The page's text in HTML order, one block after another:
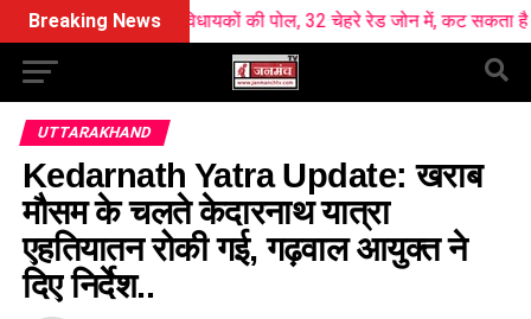
Breaking News
विधायकों की पोल, 32 चेहरे रेड जोन में, कट सकता है कई का टिकट !
UTTARAKHAND
Kedarnath Yatra Update: खराब
मौसम के चलते केदारनाथ यात्रा
एहतियातन रोकी गई, गढ़वाल आयुक्त ने
दिए निर्देश..